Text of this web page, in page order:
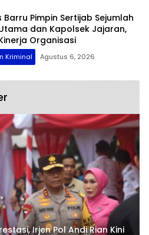
Barru Pimpin Sertijab Sejumlah
dan Kapolsek Jajaran,
Organisasi
Kriminal Agustus 6, 2026
Irjen Pol Andi Rian Kini